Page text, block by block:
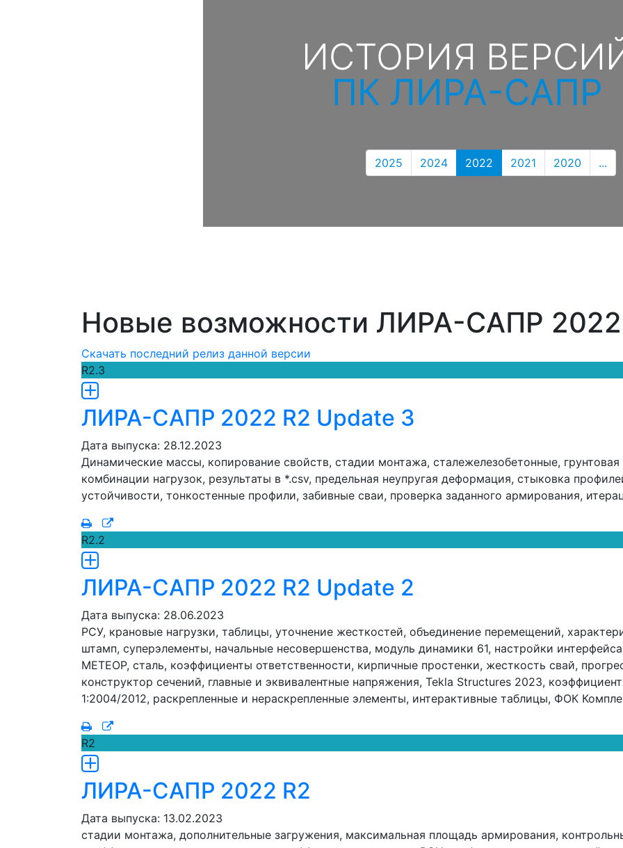
ИСТОРИЯ
ПК ЛИРА-САПР
2025 2024 2022 2021 2020 ...
Новые возможности ЛИРА-САПР 2022
Скачать последний релиз данной версии
R2.3
ЛИРА-САПР 2022 R2 Update 3
Дата выпуска: 28.12.2023
Динамические массы, копирование свойств, стадии монтажа, сталежелезобетонные,
комбинации нагрузок, результаты в *.сsv, предельная неупругая деформация, стыковка
устойчивости, тонкостенные профили, забивные сваи, проверка заданного армирования,
R2.2
ЛИРА-САПР 2022 R2 Update 2
Дата выпуска: 28.06.2023
РСУ, крановые нагрузки, таблицы, уточнение жесткостей, объединение перемещений,
штамп, суперэлементы, начальные несовершенства, модуль динамики 61, настройки
МЕТЕОР, сталь, коэффициенты ответственности, кирпичные простенки, жесткость свай,
конструктор сечений, главные и эквивалентные напряжения, Tekla Structures 2023,
1:2004/2012, раскрепленные и нераскрепленные элементы, интерактивные таблицы, ФОК
R2
ЛИРА-САПР 2022 R2
Дата выпуска: 13.02.2023
стадии монтажа, дополнительные загружения, максимальная площадь армирования,